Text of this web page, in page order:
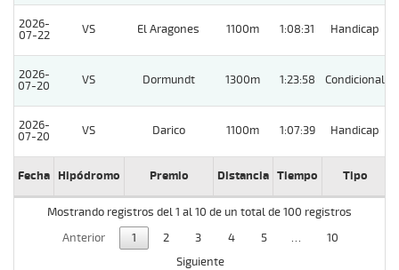
2026-
07-22
VS El Aragones 1100m 1:08:31 Handicap
2026-
07-20
VS Dormundt 1300m 1:23:58 Condicional
2026-
07-20
VS Darico 1100m 1:07:39 Handicap
Fecha Hipódromo Premio Distancia Tiempo Tipo
Mostrando registros del 1 al 10 de un total de 100 registros
Anterior
1 2 3 4 5 …
10
Siguiente